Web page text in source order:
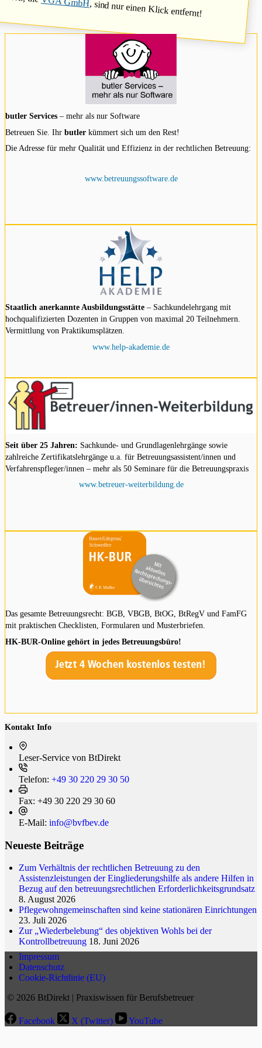
, sind nur einen Klick entfernt!
butler Services – mehr als nur Software
Betreuen Sie. Ihr butler kümmert sich um den Rest!
Die Adresse für mehr Qualität und Effizienz in der rechtlichen Betreuung:
www.betreuungssoftware.de
Staatlich anerkannte Ausbildungsstätte – Sachkundelehrgang mit
hochqualifizierten Dozenten in Gruppen von maximal 20 Teilnehmern.
Vermittlung von Praktikumsplätzen.
www.help-akademie.de
Seit über 25 Jahren: Sachkunde- und Grundlagenlehrgänge sowie
zahlreiche Zertifikatslehrgänge u.a. für Betreuungsassistent/innen und
Verfahrenspfleger/innen – mehr als 50 Seminare für die Betreuungspraxis
www.betreuer-weiterbildung.de
Das gesamte Betreuungsrecht: BGB, VBGB, BtOG, BtRegV und FamFG
mit praktischen Checklisten, Formularen und Musterbriefen.
HK-BUR-Online gehört in jedes Betreuungsbüro!
Kontakt Info
Leser-Service von BtDi­rekt
Telefon: +49 30 220 29 30 50
Fax: +49 30 220 29 30 60
E-Mail: info@bvfbev.de
Neueste Beiträge
Zum Verhältnis der rechtlichen Betreuung zu den
Assistenzleistungen der Eingliederungshilfe als andere Hilfen in
Bezug auf den betreuungsrechtlichen Erforderlichkeitsgrundsatz
8. August 2026
Pflegewohngemeinschaften sind keine stationären Einrichtungen
23. Juli 2026
Zur „Wiederbelebung“ des objektiven Wohls bei der
Kontrollbetreuung 18. Juni 2026
Impressum
Datenschutz
Cookie-Richtlinie (EU)
© 2026 BtDirekt | Praxiswissen für Berufsbetreuer
Facebook X (Twitter) YouTube